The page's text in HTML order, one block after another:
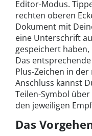
Editor-Modus.
rechten oberen
Dokument mit
eine Unterschrift
gespeichert
Das
Plus-Zeichen in
Anschluss kannst
Teilen-Symbol
den jeweiligen
Das